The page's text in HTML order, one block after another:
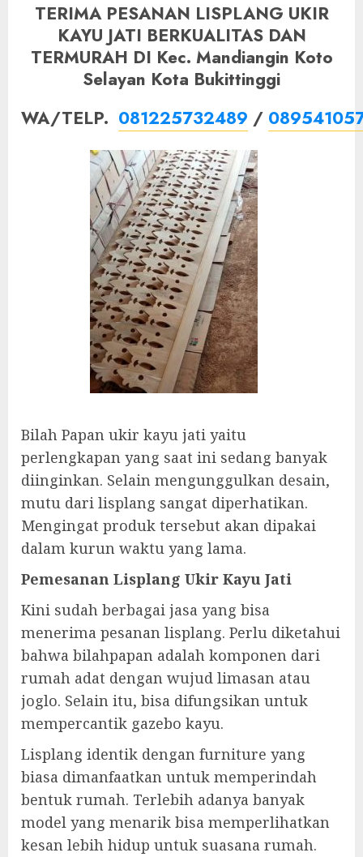
TERIMA PESANAN LISPLANG UKIR
KAYU JATI BERKUALITAS DAN
TERMURAH DI Kec. Mandiangin Koto
Selayan Kota Bukittinggi
WA/TELP. 081225732489 /
Bilah Papan ukir kayu jati yaitu
perlengkapan yang saat ini sedang banyak
diinginkan. Selain mengunggulkan desain,
mutu dari lisplang sangat diperhatikan.
Mengingat produk tersebut akan dipakai
dalam kurun waktu yang lama.
Pemesanan Lisplang Ukir Kayu Jati
Kini sudah berbagai jasa yang bisa
menerima pesanan lisplang. Perlu diketahui
bahwa bilahpapan adalah komponen dari
rumah adat dengan wujud limasan atau
joglo. Selain itu, bisa difungsikan untuk
mempercantik gazebo kayu.
Lisplang identik dengan furniture yang
biasa dimanfaatkan untuk memperindah
bentuk rumah. Terlebih adanya banyak
model yang menarik bisa memperlihatkan
kesan lebih hidup untuk suasana rumah.